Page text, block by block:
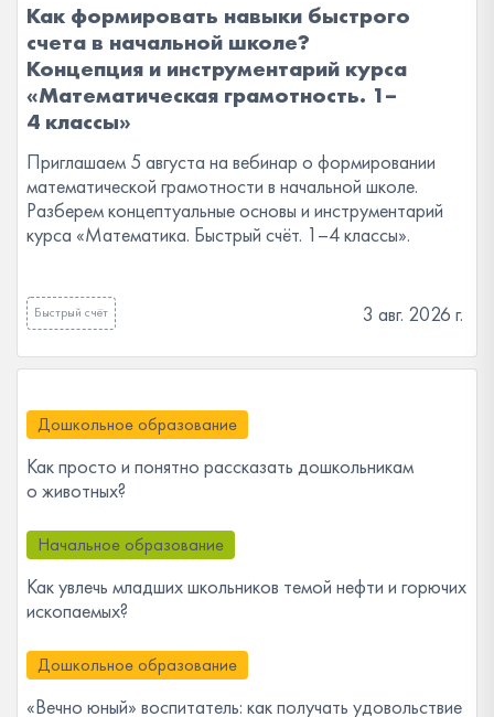
Как формировать навыки быстрого
счета в начальной школе?
Концепция и инструментарий курса
«Математическая грамотность. 1–
4 классы»
Приглашаем 5 августа на вебинар о формировании
математической грамотности в начальной школе.
Разберем концептуальные основы и инструментарий
курса «Математика. Быстрый счёт. 1–4 классы».
Быстрый счёт 3 авг. 2026 г.
Дошкольное образование
Как просто и понятно рассказать дошкольникам
о животных?
Начальное образование
Как увлечь младших школьников темой нефти и горючих
ископаемых?
Дошкольное образование
«Вечно юный» воспитатель: как получать удовольствие